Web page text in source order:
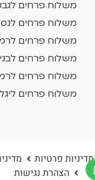
משלוח פרחים
משלוח פרחים לנס
משלוח פרחים
משלוח פרחים
משלוח פרחים
משלוח פרחים ליגל
מדיניות פרטיות
הצהרת נגישות